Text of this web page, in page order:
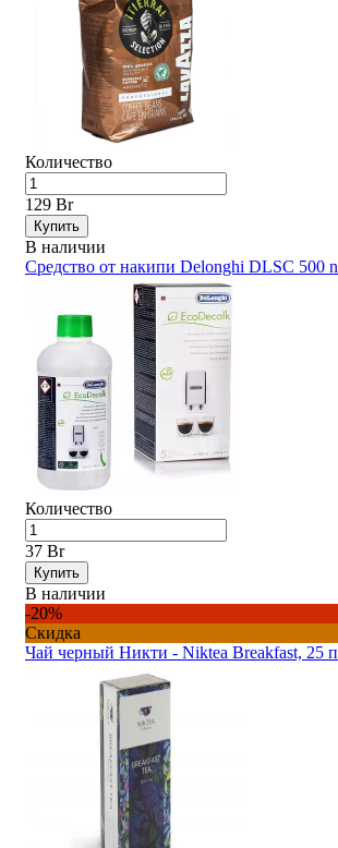
Количество
129 Br
Купить
В наличии
Средство от накипи Delonghi DLSC 500
Количество
37 Br
Купить
В наличии
-20%
Скидка
Чай черный Никти - Niktea Breakfast, 25